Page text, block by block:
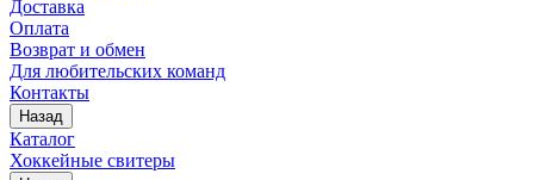
Доставка
Оплата
Возврат и обмен
Для любительских команд
Контакты
Назад
Каталог
Хоккейные свитеры